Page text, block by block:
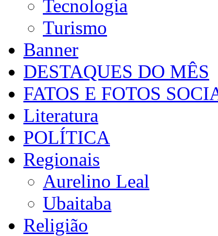
Tecnologia
Turismo
Banner
DESTAQUES DO MÊS
FATOS E FOTOS
Literatura
POLÍTICA
Regionais
Aurelino Leal
Ubaitaba
Religião